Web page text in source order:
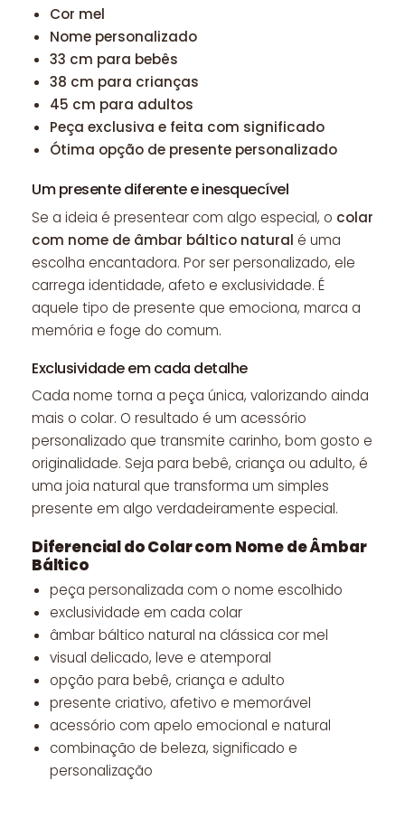
Cor mel
Nome personalizado
33 cm para bebês
38 cm para crianças
45 cm para adultos
Peça exclusiva e feita com significado
Ótima opção de presente personalizado
Um presente diferente e inesquecível
Se a ideia é presentear com algo especial, o colar
com nome de âmbar báltico natural é uma
escolha encantadora. Por ser personalizado, ele
carrega identidade, afeto e exclusividade. É
aquele tipo de presente que emociona, marca a
memória e foge do comum.
Exclusividade em cada detalhe
Cada nome torna a peça única, valorizando ainda
mais o colar. O resultado é um acessório
personalizado que transmite carinho, bom gosto e
originalidade. Seja para bebê, criança ou adulto, é
uma joia natural que transforma um simples
presente em algo verdadeiramente especial.
Diferencial do Colar com Nome de Âmbar
Báltico
peça personalizada com o nome escolhido
exclusividade em cada colar
âmbar báltico natural na clássica cor mel
visual delicado, leve e atemporal
opção para bebê, criança e adulto
presente criativo, afetivo e memorável
acessório com apelo emocional e natural
combinação de beleza, significado e
personalização